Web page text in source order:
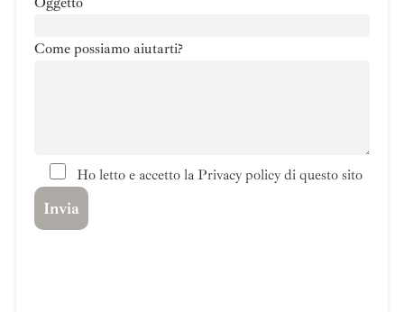
Come possiamo aiutarti?
Ho letto e accetto la Privacy policy di questo sito